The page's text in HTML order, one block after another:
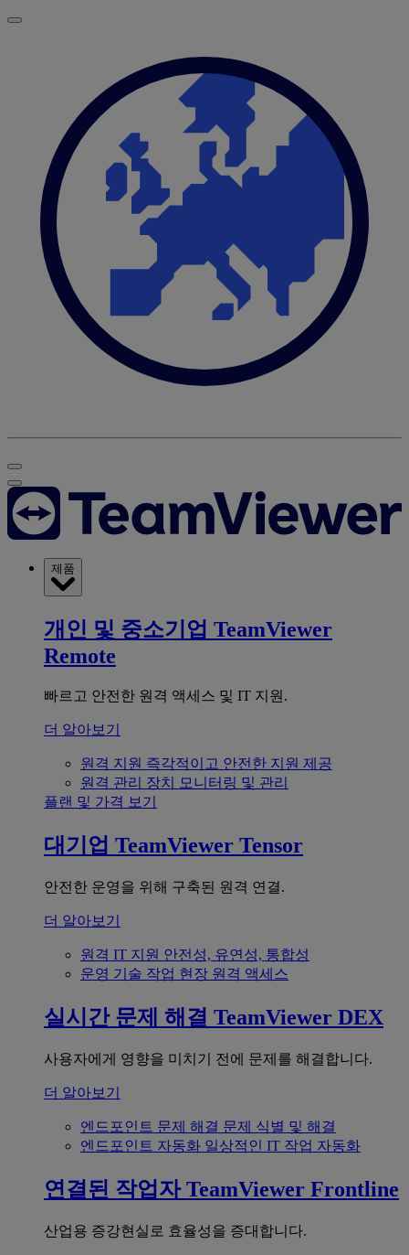
제품
개인 및 중소기업 TeamViewer
Remote
빠르고 안전한 원격 액세스 및 IT 지원.
더 알아보기
원격 지원 즉각적이고 안전한 지원 제공
원격 관리 장치 모니터링 및 관리
플랜 및 가격 보기
대기업 TeamViewer Tensor
안전한 운영을 위해 구축된 원격 연결.
더 알아보기
원격 IT 지원 안전성, 유연성, 통합성
운영 기술 작업 현장 원격 액세스
실시간 문제 해결 TeamViewer DEX
사용자에게 영향을 미치기 전에 문제를 해결합니다.
더 알아보기
엔드포인트 문제 해결 문제 식별 및 해결
엔드포인트 자동화 일상적인 IT 작업 자동화
연결된 작업자 TeamViewer Frontline
산업용 증강현실로 효율성을 증대합니다.